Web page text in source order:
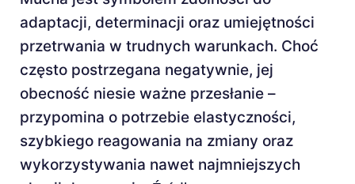
adaptacji, determinacji oraz umiejętności
przetrwania w trudnych warunkach. Choć
często postrzegana negatywnie, jej
obecność niesie ważne przesłanie –
przypomina o potrzebie elastyczności,
szybkiego reagowania na zmiany oraz
wykorzystywania nawet najmniejszych